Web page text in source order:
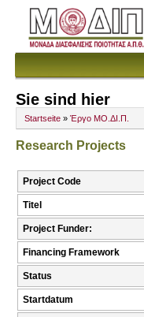
Sie sind hier
Startseite » Έργο ΜΟ.ΔΙ.Π.
Research Projects
Project Code
Titel
Project Funder:
Financing Framework
Status
Startdatum